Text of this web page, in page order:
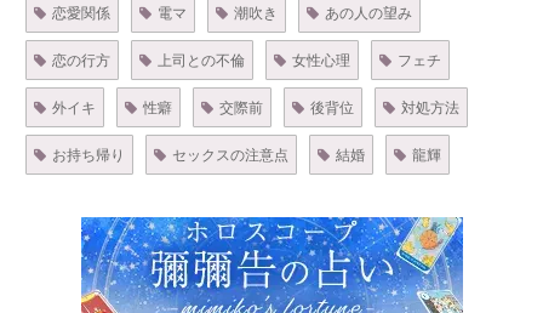
恋愛関係 電マ 潮吹き あの人の望み
恋の行方 上司との不倫 女性心理 フェチ
外イキ 性癖 交際前 後背位 対処方法
お持ち帰り セックスの注意点 結婚 龍輝